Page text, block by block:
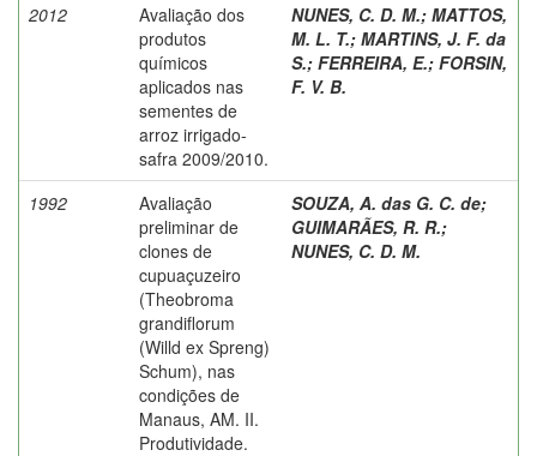
2012
Avaliação dos
produtos
químicos
aplicados nas
sementes de
arroz irrigado-
safra 2009/2010.
NUNES, C. D. M.; MATTOS,
M. L. T.; MARTINS, J. F. da
S.; FERREIRA, E.; FORSIN,
F. V. B.
1992
Avaliação
preliminar de
clones de
cupuaçuzeiro
(Theobroma
grandiflorum
(Willd ex Spreng)
Schum), nas
condições de
Manaus, AM. II.
Produtividade.
SOUZA, A. das G. C. de;
GUIMARÃES, R. R.;
NUNES, C. D. M.